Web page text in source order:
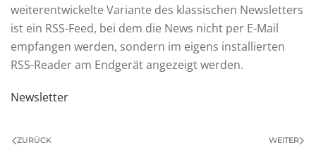
weiterentwickelte Variante des klassischen Newsletters
ist ein RSS-Feed, bei dem die News nicht per E-Mail
empfangen werden, sondern im eigens installierten
RSS-Reader am Endgerät angezeigt werden.
Newsletter
ZURÜCK WEITER